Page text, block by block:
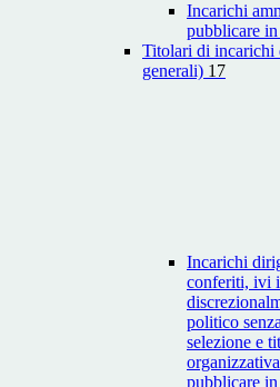
Incarichi
pubblicare
Titolari di incarichi
generali) 17
Incarichi
conferiti, ivi
politico
selezione e
pubblicare